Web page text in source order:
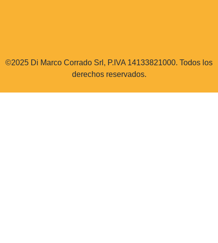
©2025 Di Marco Corrado Srl, P.IVA 14133821000. Todos los
derechos reservados.